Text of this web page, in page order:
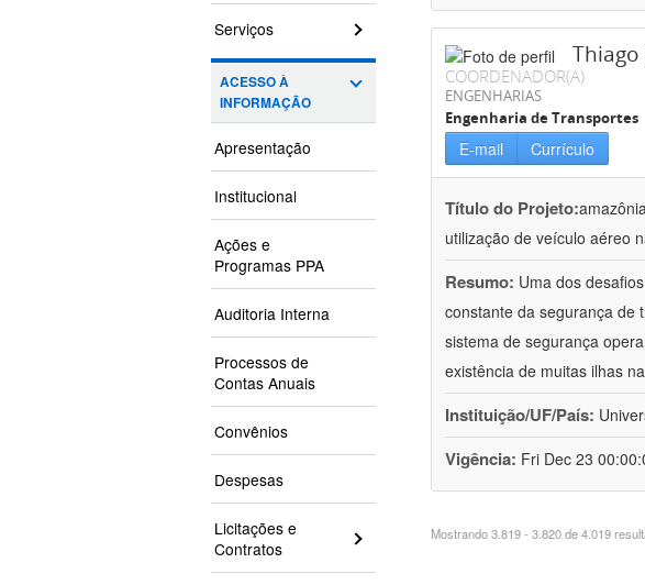
Serviços
ACESSO À
INFORMAÇÃO
Apresentação
Institucional
Ações e
Programas PPA
Auditoria Interna
Processos de
Contas Anuais
Convênios
Despesas
Licitações e
Contratos
Thiago
COORDENADOR(A)
ENGENHARIAS
Engenharia de Transportes
E-mail Currículo
Título do Projeto:
utilização de veículo aéreo
Resumo: Uma dos
constante da segurança de
sistema de segurança
existência de muitas ilhas
Instituição/UF/País:
Vigência: Fri Dec 23
Mostrando 3.819 - 3.820 de 4.019